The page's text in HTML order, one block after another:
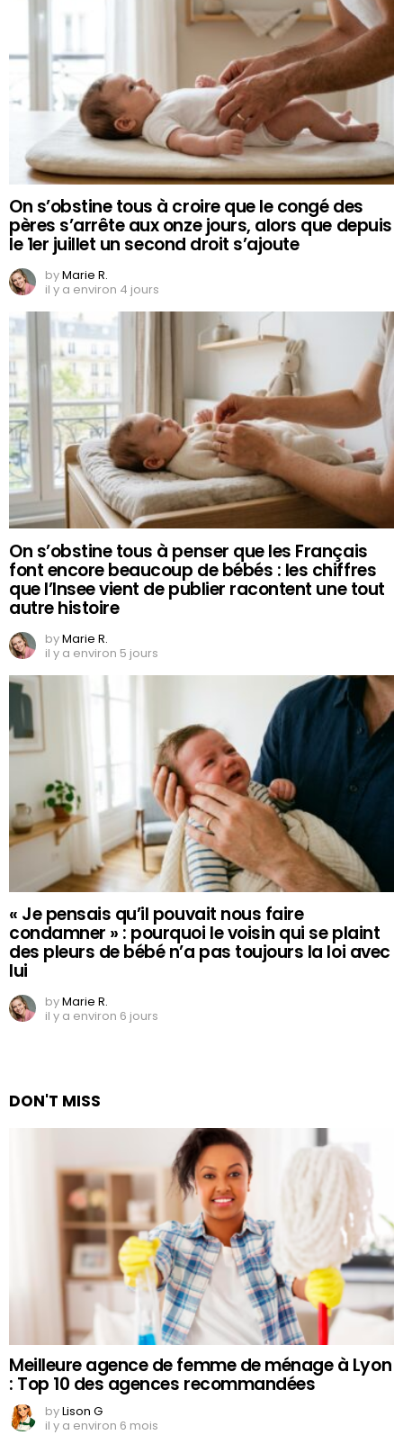
On s’obstine tous à croire que le congé des
pères s’arrête aux onze jours, alors que depuis
le 1er juillet un second droit s’ajoute
byMarie R.
il y a environ 4 jours
On s’obstine tous à penser que les Français
font encore beaucoup de bébés : les chiffres
que l’Insee vient de publier racontent une tout
autre histoire
byMarie R.
il y a environ 5 jours
« Je pensais qu’il pouvait nous faire
condamner » : pourquoi le voisin qui se plaint
des pleurs de bébé n’a pas toujours la loi avec
lui
byMarie R.
il y a environ 6 jours
DON'T MISS
Meilleure agence de femme de ménage à Lyon
: Top 10 des agences recommandées
byLison G
il y a environ 6 mois